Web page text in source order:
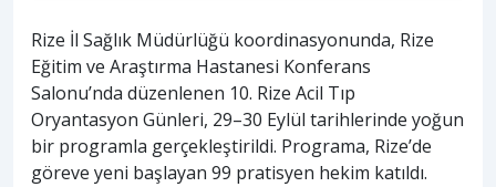
Rize İl Sağlık Müdürlüğü koordinasyonunda, Rize
Eğitim ve Araştırma Hastanesi Konferans
Salonu’nda düzenlenen 10. Rize Acil Tıp
Oryantasyon Günleri, 29–30 Eylül tarihlerinde yoğun
bir programla gerçekleştirildi. Programa, Rize’de
göreve yeni başlayan 99 pratisyen hekim katıldı.